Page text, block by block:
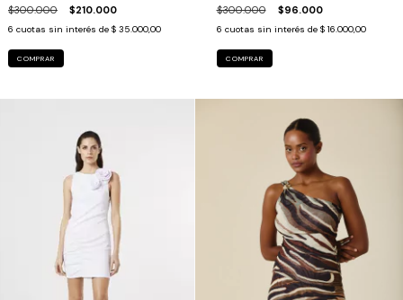
$300.000 $210.000
6 cuotas sin interés de $ 35.000,00
COMPRAR
$300.000 $96.000
6 cuotas sin interés de $ 16.000,00
COMPRAR